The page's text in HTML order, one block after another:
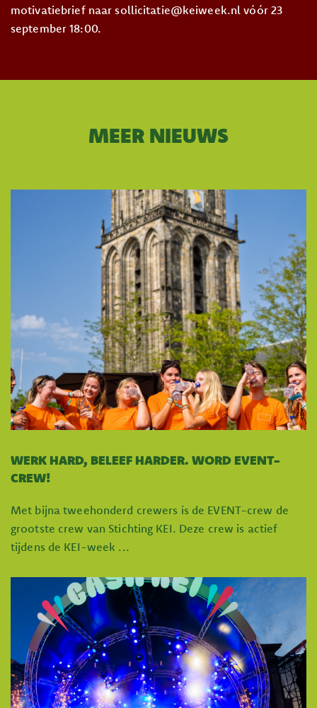
motivatiebrief naar sollicitatie@keiweek.nl vóór 23
september 18:00.
MEER NIEUWS
WERK HARD, BELEEF HARDER. WORD EVENT-
CREW!
Met bijna tweehonderd crewers is de EVENT-crew de
grootste crew van Stichting KEI. Deze crew is actief
tijdens de KEI-week ...